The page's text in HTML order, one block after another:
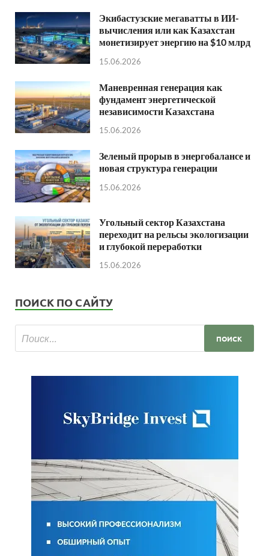
Экибастузские мегаватты в ИИ-
вычисления или как Казахстан
монетизирует энергию на $10 млрд
15.06.2026
Маневренная генерация как
фундамент энергетической
независимости Казахстана
15.06.2026
Зеленый прорыв в энергобалансе и
новая структура генерации
15.06.2026
Угольный сектор Казахстана
переходит на рельсы экологизации
и глубокой переработки
15.06.2026
ПОИСК ПО САЙТУ